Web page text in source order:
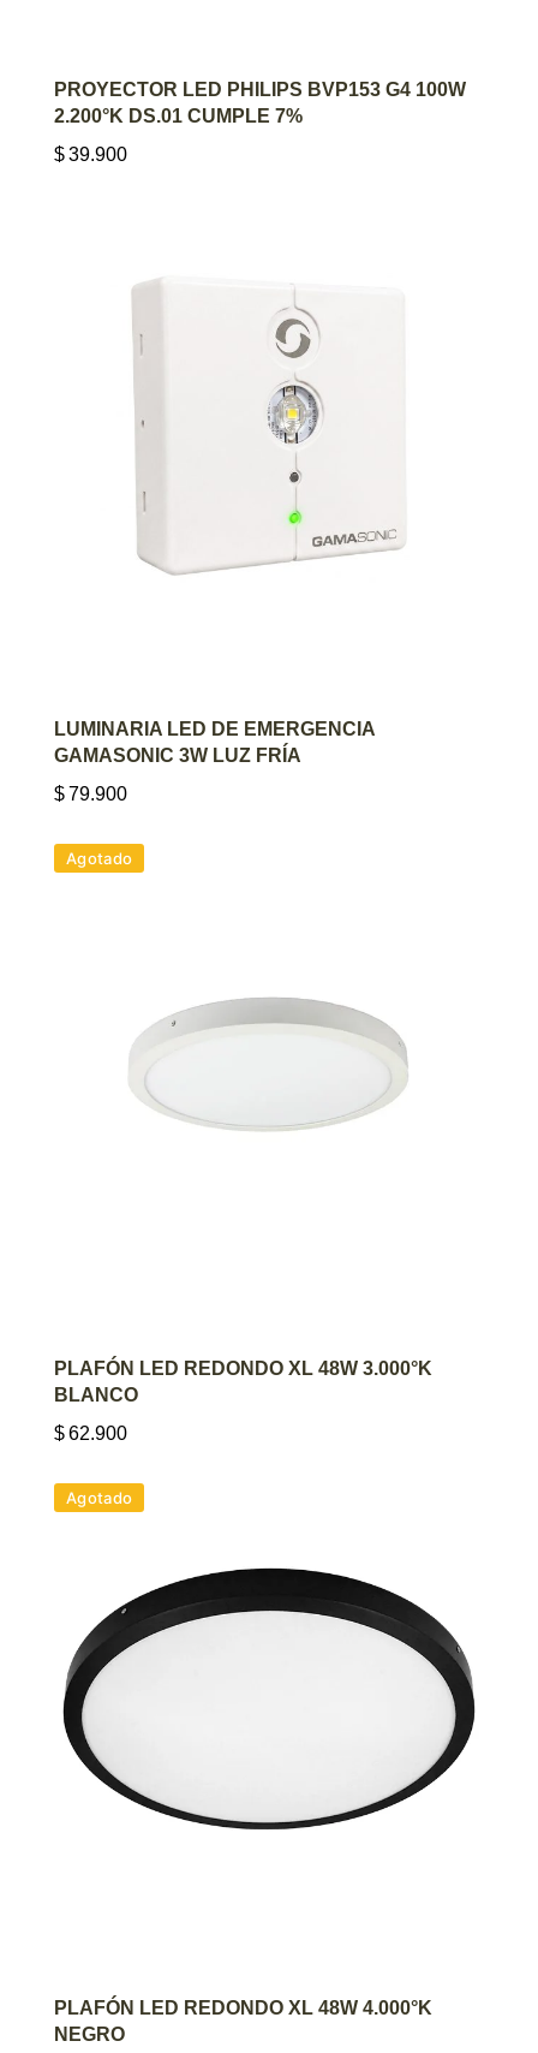
AGREGAR AL CARRITO
PROYECTOR LED PHILIPS BVP153 G4 100W
2.200°K DS.01 CUMPLE 7%
$39.900
AGREGAR AL CARRITO
LUMINARIA LED DE EMERGENCIA
GAMASONIC 3W LUZ FRÍA
$79.900
Agotado
AGREGAR AL CARRITO
PLAFÓN LED REDONDO XL 48W 3.000°K
BLANCO
$62.900
Agotado
AGREGAR AL CARRITO
PLAFÓN LED REDONDO XL 48W 4.000°K
NEGRO